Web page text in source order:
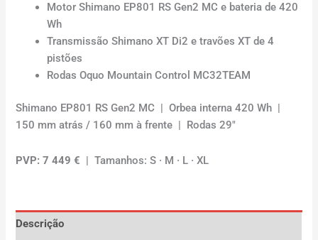
Motor Shimano EP801 RS Gen2 MC e bateria de 420
Wh
Transmissão Shimano XT Di2 e travões XT de 4
pistões
Rodas Oquo Mountain Control MC32TEAM
Shimano EP801 RS Gen2 MC | Orbea interna 420 Wh |
150 mm atrás / 160 mm à frente | Rodas 29″
PVP: 7 449 € | Tamanhos: S · M · L · XL
Descrição